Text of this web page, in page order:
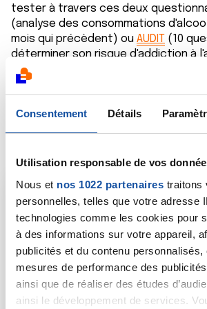
Consentement Détails
Utilisation responsable de vos
Nous et nos 1022 partenaires traitons
personnelles, telles que votre adresse
technologies comme les cookies pour
à des informations sur votre appareil,
publicités et du contenu personnalisés,
mesures de performance des
ainsi que de réaliser des études
ainsi le développement de services.
tester à travers ces deux
(analyse des consommations
mois qui précèdent) ou AUDIT (10
déterminer son risque d'addiction à
Un bon moyen de commencer 2024
auspices !
Notre
La consommation d’alcool
indéniablement les risques pour
Responsable chaque année de 28
cas, elle représente la deuxième